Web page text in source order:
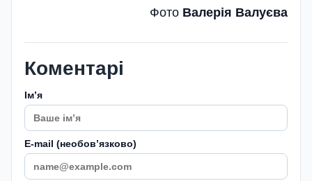
Фото Валерія Валуєва
Коментарі
Імʼя
E-mail (необовʼязково)